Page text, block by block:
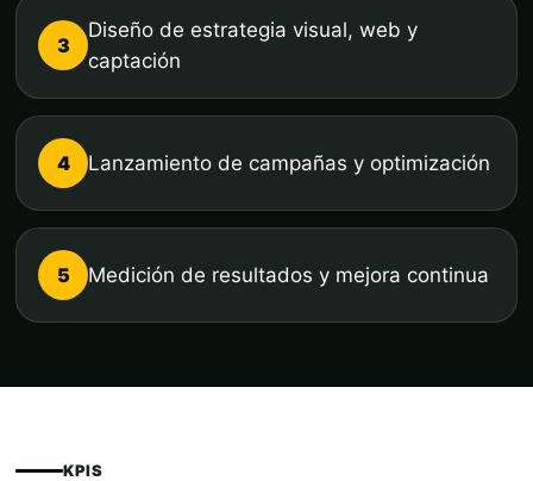
3
Diseño de estrategia visual, web y
captación
4 Lanzamiento de campañas y optimización
5 Medición de resultados y mejora continua
KPIS